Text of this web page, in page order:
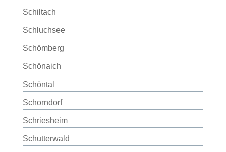
Schiltach
Schluchsee
Schömberg
Schönaich
Schöntal
Schorndorf
Schriesheim
Schutterwald